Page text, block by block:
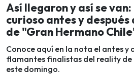
Así llegaron y así se
curioso antes y
de "Gran Hermano
Conoce aquí en la nota el antes y
flamantes finalistas del reality de
este domingo.